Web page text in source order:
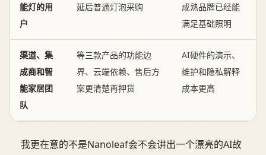
能灯的用
户
延后普通灯泡采购
成熟品牌已经能
满足基础照明
渠道、集
成商和智
能家居团
队
等三款产品的功能边
界、云端依赖、售后方
案更清楚再押货
AI硬件的演示、
维护和隐私解释
成本更高
我更在意的不是Nanoleaf会不会讲出一个漂亮的AI故